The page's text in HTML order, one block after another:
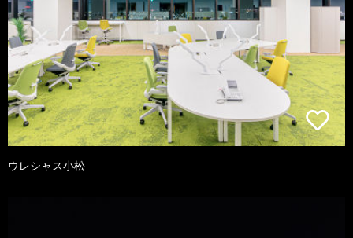
ウレシャス小松